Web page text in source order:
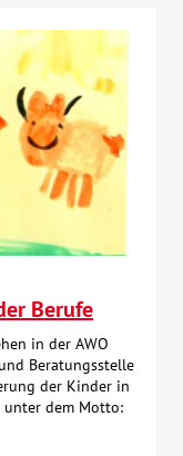
Berufe
in der AWO
Beratungsstelle
der Kinder in
dem Motto: